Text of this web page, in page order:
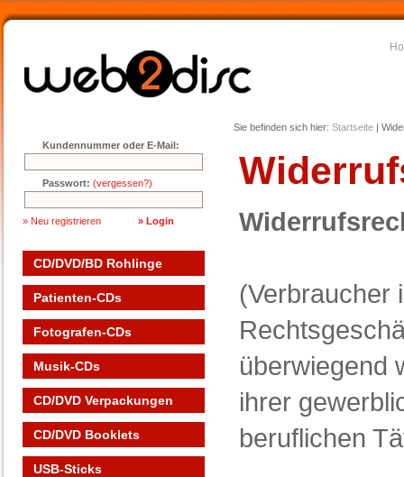
Sie befinden sich hier: Startseite |
Kundennummer oder E-Mail:
Passwort: (vergessen?)
» Neu registrieren
CD/DVD/BD Rohlinge
Patienten-CDs
Fotografen-CDs
Musik-CDs
CD/DVD Verpackungen
CD/DVD Booklets
USB-Sticks
(Verbraucher
überwiegend
ihrer
beruflichen